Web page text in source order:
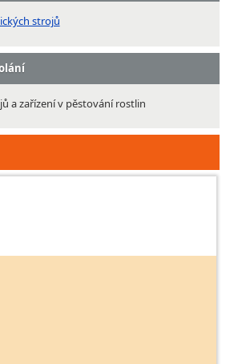
strojů
a zařízení v pěstování rostlin